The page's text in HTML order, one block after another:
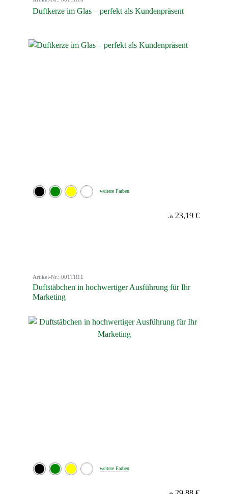
Duftkerze im Glas – perfekt als Kundenpräsent
weitere Farben
ab 23,19 €
Artikel-Nr.: 001TR11
Duftstäbchen in hochwertiger Ausführung für Ihr
Marketing
weitere Farben